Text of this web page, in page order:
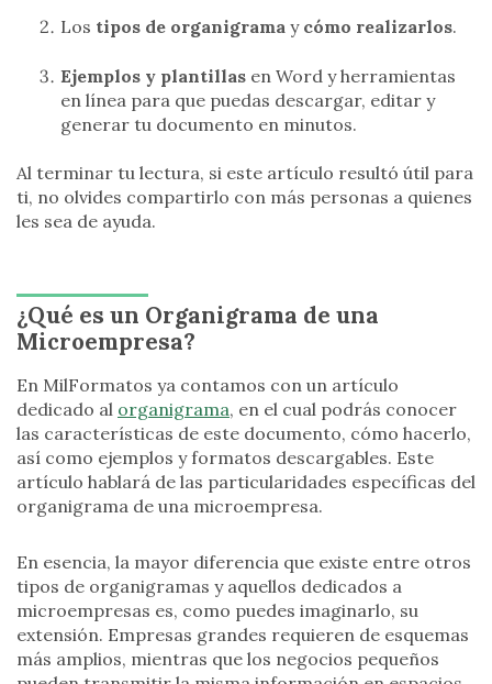
Los tipos de organigrama y cómo realizarlos.
Ejemplos y plantillas en Word y herramientas
en línea para que puedas descargar, editar y
generar tu documento en minutos.
Al terminar tu lectura, si este artículo resultó útil para
ti, no olvides compartirlo con más personas a quienes
les sea de ayuda.
¿Qué es un Organigrama de una
Microempresa?
En MilFormatos ya contamos con un artículo
dedicado al organigrama, en el cual podrás conocer
las características de este documento, cómo hacerlo,
así como ejemplos y formatos descargables. Este
artículo hablará de las particularidades específicas del
organigrama de una microempresa.
En esencia, la mayor diferencia que existe entre otros
tipos de organigramas y aquellos dedicados a
microempresas es, como puedes imaginarlo, su
extensión. Empresas grandes requieren de esquemas
más amplios, mientras que los negocios pequeños